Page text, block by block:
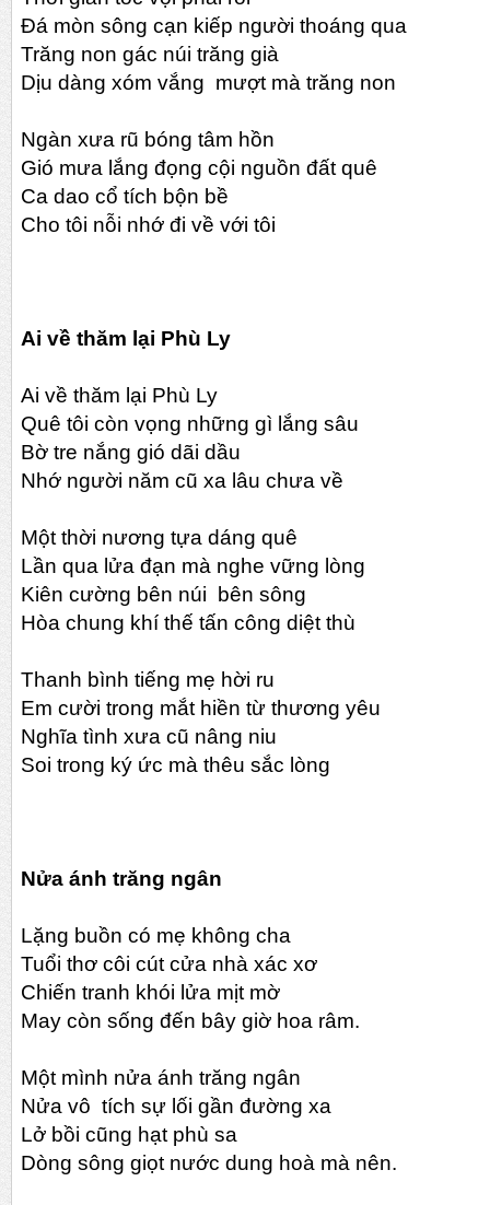
Đá mòn sông cạn kiếp người thoáng qua
Trăng non gác núi trăng già
Dịu dàng xóm vắng mượt mà trăng non
Ngàn xưa rũ bóng tâm hồn
Gió mưa lắng đọng cội nguồn đất quê
Ca dao cổ tích bộn bề
Cho tôi nỗi nhớ đi về với tôi
Ai về thăm lại Phù Ly
Ai về thăm lại Phù Ly
Quê tôi còn vọng những gì lắng sâu
Bờ tre nắng gió dãi dầu
Nhớ người năm cũ xa lâu chưa về
Một thời nương tựa dáng quê
Lần qua lửa đạn mà nghe vững lòng
Kiên cường bên núi bên sông
Hòa chung khí thế tấn công diệt thù
Thanh bình tiếng mẹ hời ru
Em cười trong mắt hiền từ thương yêu
Nghĩa tình xưa cũ nâng niu
Soi trong ký ức mà thêu sắc lòng
Nửa ánh trăng ngân
Lặng buồn có mẹ không cha
Tuổi thơ côi cút cửa nhà xác xơ
Chiến tranh khói lửa mịt mờ
May còn sống đến bây giờ hoa râm.
Một mình nửa ánh trăng ngân
Nửa vô tích sự lối gần đường xa
Lở bồi cũng hạt phù sa
Dòng sông giọt nước dung hoà mà nên.